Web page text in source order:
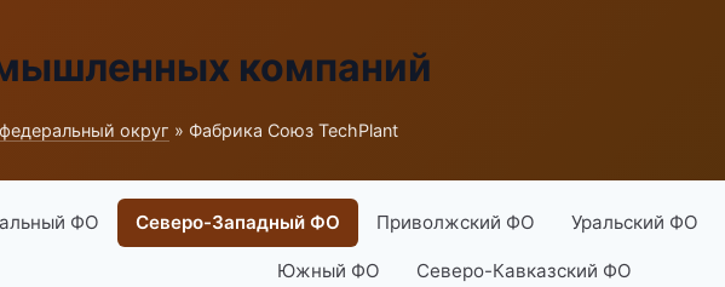
компаний
округ » Фабрика Союз TechPlant
ФО Северо-Западный ФО Приволжский ФО Уральский ФО
Южный ФО Северо-Кавказский ФО